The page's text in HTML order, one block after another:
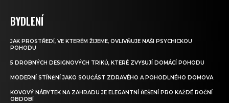
BYDLENÍ
JAK PROSTŘEDÍ, VE KTERÉM ŽIJEME, OVLIVŇUJE NAŠI PSYCHICKOU
POHODU
5 DROBNÝCH DESIGNOVÝCH TRIKŮ, KTERÉ ZVYŠUJÍ DOMÁCÍ POHODU
MODERNÍ STÍNĚNÍ JAKO SOUČÁST ZDRAVÉHO A POHODLNÉHO DOMOVA
KOVOVÝ NÁBYTEK NA ZAHRADU JE ELEGANTNÍ ŘEŠENÍ PRO KAŽDÉ ROČNÍ
OBDOBÍ